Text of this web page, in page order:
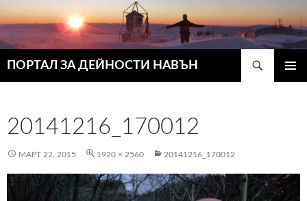
ПОРТАЛ ЗА ДЕЙНОСТИ НАВЪН
20141216_170012
МАРТ 22, 2015 1920 × 2560 20141216_170012